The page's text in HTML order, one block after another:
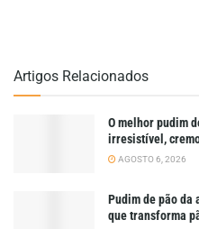
Artigos Relacionados
O melhor pudim
irresistível,
AGOSTO 6, 2026
Pudim de pão da
que transforma